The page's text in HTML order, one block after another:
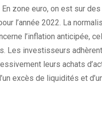
zone euro, on est sur
l’année 2022. La
l’inflation
Les investisseurs
leurs achats
excès de liquidités et